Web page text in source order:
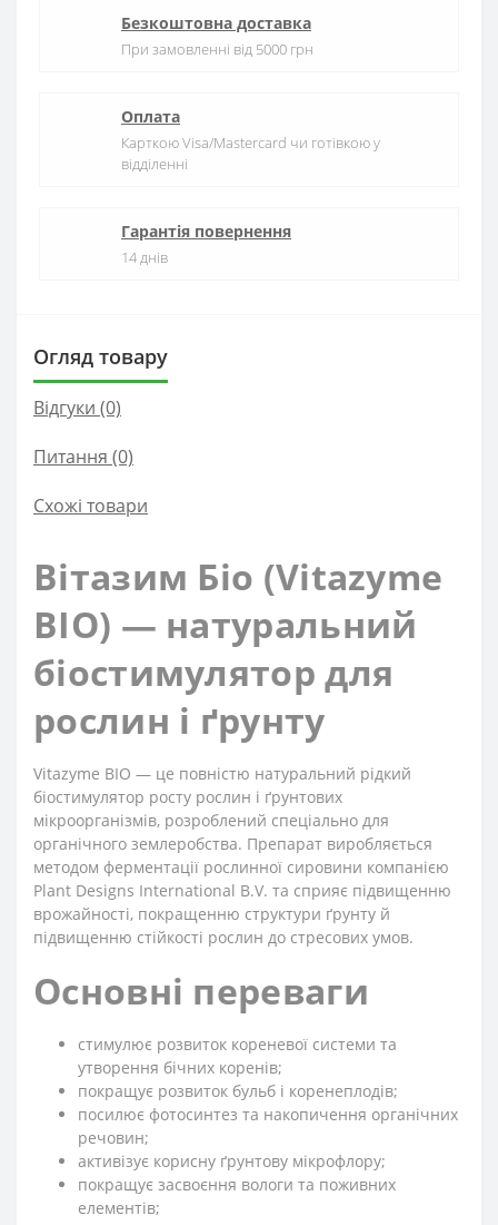
Безкоштовна доставка
При замовленні від 5000 грн
Оплата
Карткою Visa/Mastercard чи готівкою у
відділенні
Гарантія повернення
14 днів
Огляд товару
Відгуки (0)
Питання (0)
Схожі товари
Вітазим Біо (Vitazyme
BIO) — натуральний
біостимулятор для
рослин і ґрунту
Vitazyme BIO — це повністю натуральний рідкий
біостимулятор росту рослин і ґрунтових
мікроорганізмів, розроблений спеціально для
органічного землеробства. Препарат виробляється
методом ферментації рослинної сировини компанією
Plant Designs International B.V. та сприяє підвищенню
врожайності, покращенню структури ґрунту й
підвищенню стійкості рослин до стресових умов.
Основні переваги
стимулює розвиток кореневої системи та
утворення бічних коренів;
покращує розвиток бульб і коренеплодів;
посилює фотосинтез та накопичення органічних
речовин;
активізує корисну ґрунтову мікрофлору;
покращує засвоєння вологи та поживних
елементів;